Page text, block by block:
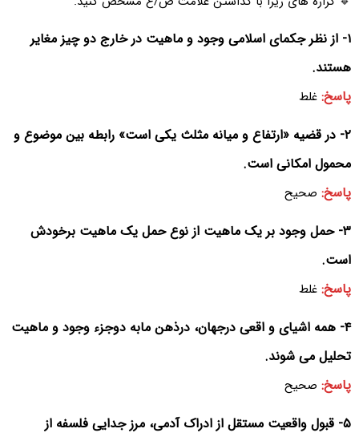
۱- از نظر جکمای اسلامی وجود و ماهیت در خارج دو چیز مغایر
هستند.
پاسخ: غلط
۲- در قضیه «ارتفاع و میانه مثلث یکی است» رابطه بین موضوع و
محمول امکانی است.
پاسخ: صحیح
۳- حمل وجود بر یک ماهیت از نوع حمل یک ماهیت برخودش
است.
پاسخ: غلط
۴- همه اشیای و اقعی درجهان، درذهن مابه دوجزء وجود و ماهیت
تحلیل می شوند.
پاسخ: صحیح
۵- قبول واقعیت مستقل از ادراک آدمی، مرز جدایی فلسفه از